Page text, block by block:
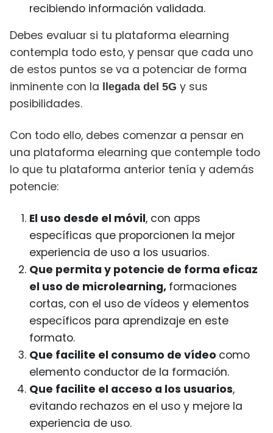
recibiendo información validada.
Debes evaluar si tu plataforma elearning
contempla todo esto, y pensar que cada uno
de estos puntos se va a potenciar de forma
inminente con la llegada del 5G y sus
posibilidades.
Con todo ello, debes comenzar a pensar en
una plataforma elearning que contemple todo
lo que tu plataforma anterior tenía y además
potencie:
El uso desde el móvil, con apps
específicas que proporcionen la mejor
experiencia de uso a los usuarios.
Que permita y potencie de forma eficaz
el uso de microlearning, formaciones
cortas, con el uso de vídeos y elementos
específicos para aprendizaje en este
formato.
Que facilite el consumo de vídeo como
elemento conductor de la formación.
Que facilite el acceso a los usuarios,
evitando rechazos en el uso y mejore la
experiencia de uso.